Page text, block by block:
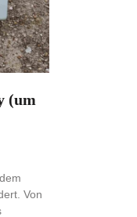
(um
Von